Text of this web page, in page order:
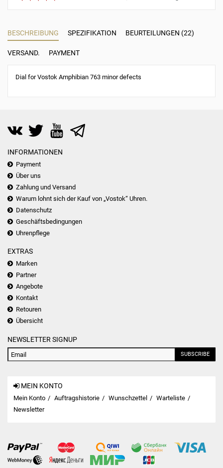
BESCHREIBUNG SPEZIFIKATION BEURTEILUNGEN (22)
VERSAND. PAYMENT
Dial for Vostok Amphibian 763 minor defects
INFORMATIONEN
Payment
Über uns
Zahlung und Versand
Warum lohnt sich der Kauf von „Vostok“ Uhren.
Datenschutz
Geschäftsbedingungen
Uhrenpflege
EXTRAS
Marken
Partner
Angebote
Kontakt
Retouren
Übersicht
NEWSLETTER SIGNUP
SUBSCRIBE
MEIN KONTO
Mein Konto Auftragshistorie Wunschzettel
Warteliste
Newsletter